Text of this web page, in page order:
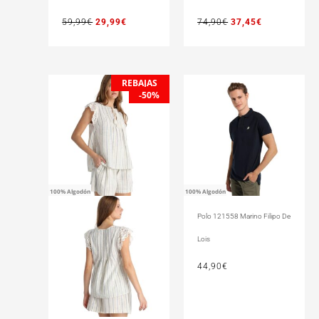
59,99€ 29,99€ 74,90€ 37,45€
100% Algodón
REBAJAS
-50%
El
precio
original
era:
64,90€.
El
precio
actual
32,45€.
100% Algodón
Polo 121558 Marino Filipo De
Lois
44,90€